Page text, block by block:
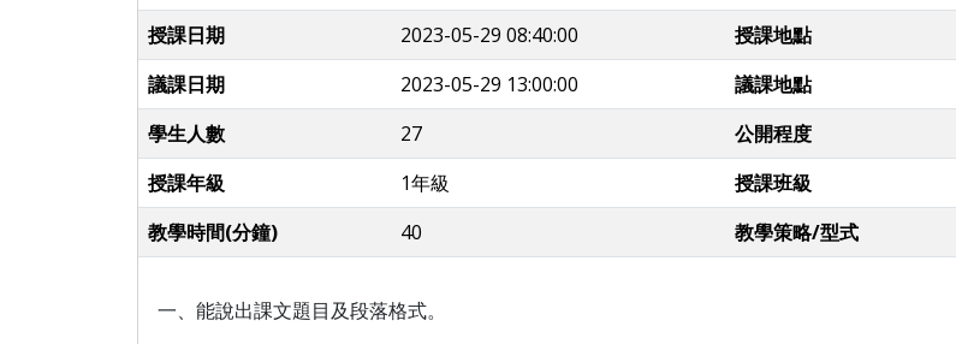
授課日期
2023-05-29 08:40:00 授課地點
議課日期
2023-05-29 13:00:00 議課地點
學生人數
27 公開程度
授課年級
1年級 授課班級
教學時間(分鐘)
40 教學策略/型式
一、能說出課文題目及段落格式。